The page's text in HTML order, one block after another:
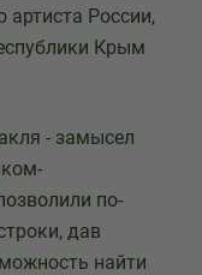
артиста России,
Крым
- замысел
по-
дав
найти